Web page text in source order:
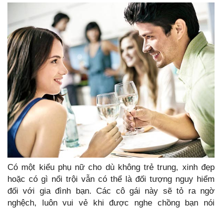
Có một kiểu phụ nữ cho dù không trẻ trung, xinh đẹp
hoặc có gì nổi trội vẫn có thể là đối tượng nguy hiểm
đối với gia đình bạn. Các cô gái này sẽ tỏ ra ngờ
nghệch, luôn vui vẻ khi được nghe chồng bạn nói